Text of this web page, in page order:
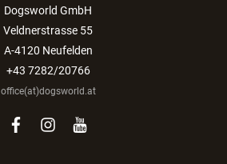
Dogsworld GmbH
Veldnerstrasse 55
A-4120 Neufelden
+43 7282/20766
office(at)dogsworld.at
facebook
instagram
youtube